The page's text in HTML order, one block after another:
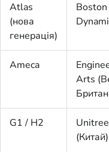
Atlas
(нова
генерація)
Boston
Ameca
Arts
G1 / H2
Unitree
(Китай)